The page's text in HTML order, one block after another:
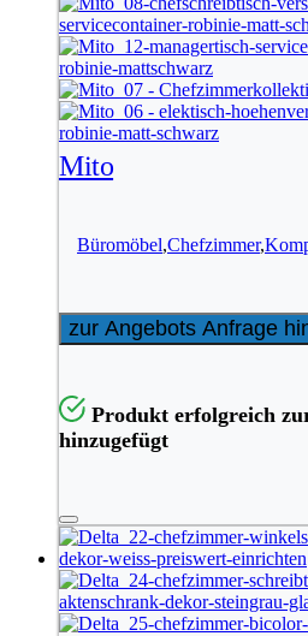
Mito
Büromöbel,Chefzimmer,
zur Angebots Anfrage
Produkt erfolgreich
hinzugefügt